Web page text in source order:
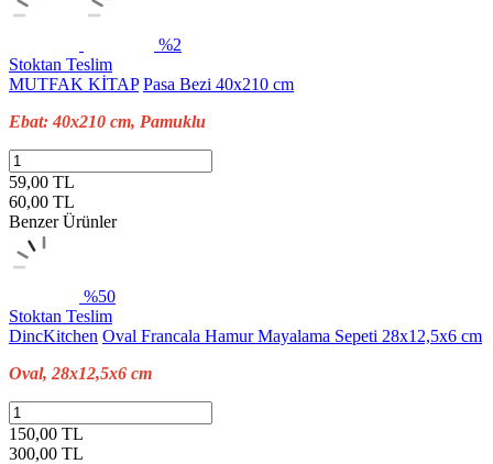
%2
Stoktan Teslim
MUTFAK KİTAP Pasa Bezi 40x210 cm
Ebat: 40x210 cm, Pamuklu
59,00 TL
60,00 TL
Benzer Ürünler
%50
Stoktan Teslim
DincKitchen Oval Francala Hamur Mayalama Sepeti 28x12,5x6 cm
Oval, 28x12,5x6 cm
150,00 TL
300,00 TL